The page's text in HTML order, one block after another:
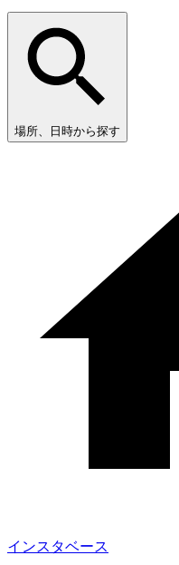
場所、日時から探す
インスタベース